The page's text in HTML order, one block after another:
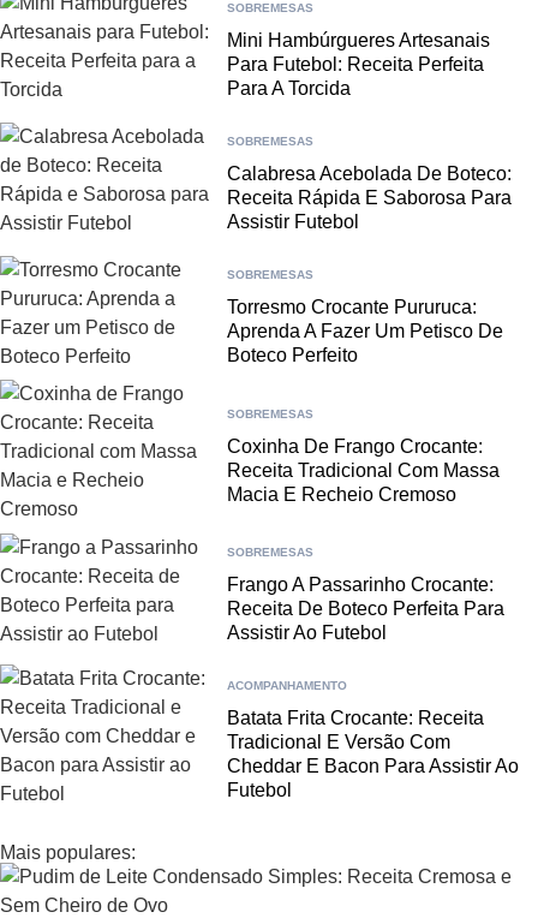
SOBREMESAS
Mini Hambúrgueres Artesanais
Para Futebol: Receita Perfeita
Para A Torcida
SOBREMESAS
Calabresa Acebolada De Boteco:
Receita Rápida E Saborosa Para
Assistir Futebol
SOBREMESAS
Torresmo Crocante Pururuca:
Aprenda A Fazer Um Petisco De
Boteco Perfeito
SOBREMESAS
Coxinha De Frango Crocante:
Receita Tradicional Com Massa
Macia E Recheio Cremoso
SOBREMESAS
Frango A Passarinho Crocante:
Receita De Boteco Perfeita Para
Assistir Ao Futebol
ACOMPANHAMENTO
Batata Frita Crocante: Receita
Tradicional E Versão Com
Cheddar E Bacon Para Assistir Ao
Futebol
Mais populares: